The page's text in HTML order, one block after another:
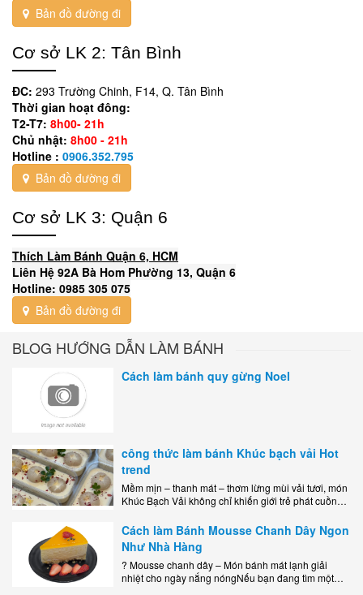
Bản đồ đường đi
Cơ sở LK 2: Tân Bình
ĐC: 293 Trường Chinh, F14, Q. Tân Bình
Thời gian hoạt đông:
T2-T7: 8h00- 21h
Chủ nhật: 8h00 - 21h
Hotline : 0906.352.795
Bản đồ đường đi
Cơ sở LK 3: Quận 6
Thích Làm Bánh Quận 6, HCM
Liên Hệ 92A Bà Hom Phường 13, Quận 6
Hotline: 0985 305 075
Bản đồ đường đi
BLOG HƯỚNG DẪN LÀM BÁNH
Cách làm bánh quy gừng Noel
công thức làm bánh Khúc bạch vải Hot
trend
Mềm mịn – thanh mát – thơm lừng mùi vải tươi, món
Khúc Bạch Vải không chỉ khiến giới trẻ phát cuồng
Cách làm Bánh Mousse Chanh Dây Ngon
Như Nhà Hàng
? Mousse chanh dây – Món bánh mát lạnh giải
nhiệt cho ngày nắng nóngNếu bạn đang tìm một